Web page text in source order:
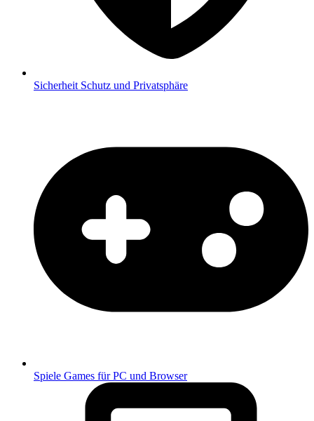
Sicherheit Schutz und Privatsphäre
Spiele Games für PC und Browser